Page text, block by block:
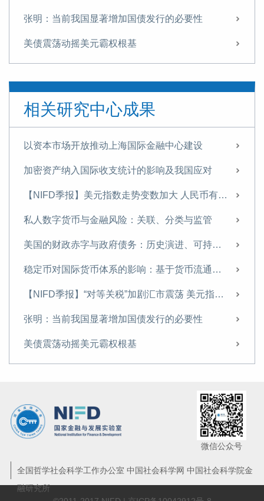
张明：当前我国显著增加国债发行的必要性
美债震荡动摇美元霸权根基
全球数字经济发展指数报告（TIMG 2024）出版
数字货币对国际金融体系的重构
《中国金融》｜中国国际收支变化与展望
名义GDP增速有望在2025年企稳反弹
2025，重磅预判
张明 | 安全三论
特朗普冲击2.0：辨析与应对
深化金融改革，做好科技金融大文章
张明 | 警惕“泛安全化”陷阱
政府债务可持续性：特征事实、理论演变与国际经验
张明 | 对最近财政化债政策的五点评论
相关研究中心成果
以资本市场开放推动上海国际金融中心建设
加密资产纳入国际收支统计的影响及我国应对
【NIFD季报】美元指数走势变数加大 人民币有望温和升值——2025年年度人民币汇率分析报告
私人数字货币与金融风险：关联、分类与监管
美国的财政赤字与政府债务：历史演进、可持续性与中国应对
稳定币对国际货币体系的影响：基于货币流通域的分析
【NIFD季报】“对等关税”加剧汇市震荡 美元指数步入贬值周——2025H1人民币汇率分析报告
张明：当前我国显著增加国债发行的必要性
美债震荡动摇美元霸权根基
微信公众号
全国哲学社会科学工作办公室 中国社会科学网 中国社会科学院金
融研究所